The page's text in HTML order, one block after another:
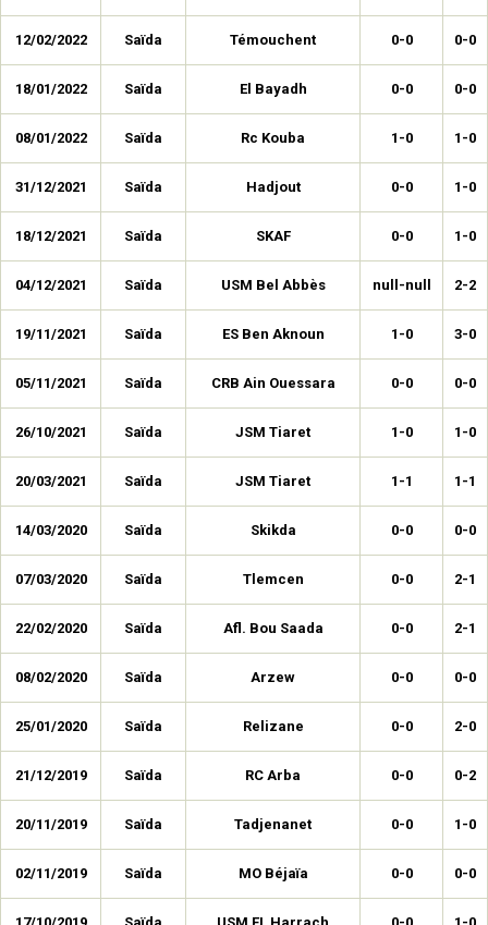
12/02/2022 Saïda Témouchent 0-0 0-0
18/01/2022 Saïda El Bayadh 0-0 0-0
08/01/2022 Saïda Rc Kouba 1-0 1-0
31/12/2021 Saïda Hadjout 0-0 1-0
18/12/2021 Saïda SKAF 0-0 1-0
04/12/2021 Saïda USM Bel Abbès null-null 2-2
19/11/2021 Saïda ES Ben Aknoun 1-0 3-0
05/11/2021 Saïda CRB Ain Ouessara 0-0 0-0
26/10/2021 Saïda JSM Tiaret 1-0 1-0
20/03/2021 Saïda JSM Tiaret 1-1 1-1
14/03/2020 Saïda Skikda 0-0 0-0
07/03/2020 Saïda Tlemcen 0-0 2-1
22/02/2020 Saïda Afl. Bou Saada 0-0 2-1
08/02/2020 Saïda Arzew 0-0 0-0
25/01/2020 Saïda Relizane 0-0 2-0
21/12/2019 Saïda RC Arba 0-0 0-2
20/11/2019 Saïda Tadjenanet 0-0 1-0
02/11/2019 Saïda MO Béjaïa 0-0 0-0